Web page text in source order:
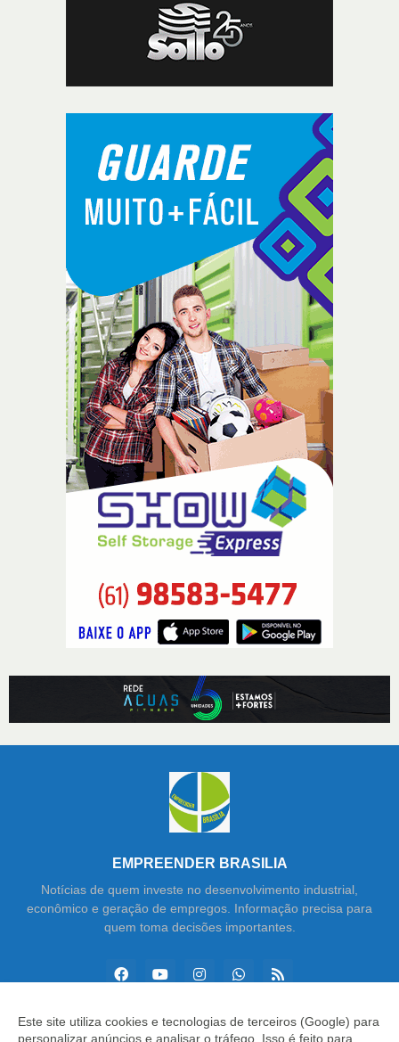
EMPREENDER BRASILIA
Notícias de quem investe no desenvolvimento industrial,
econômico e geração de empregos. Informação precisa para
quem toma decisões importantes.
Este site utiliza cookies e tecnologias de terceiros (Google) para
personalizar anúncios e analisar o tráfego. Isso é feito para